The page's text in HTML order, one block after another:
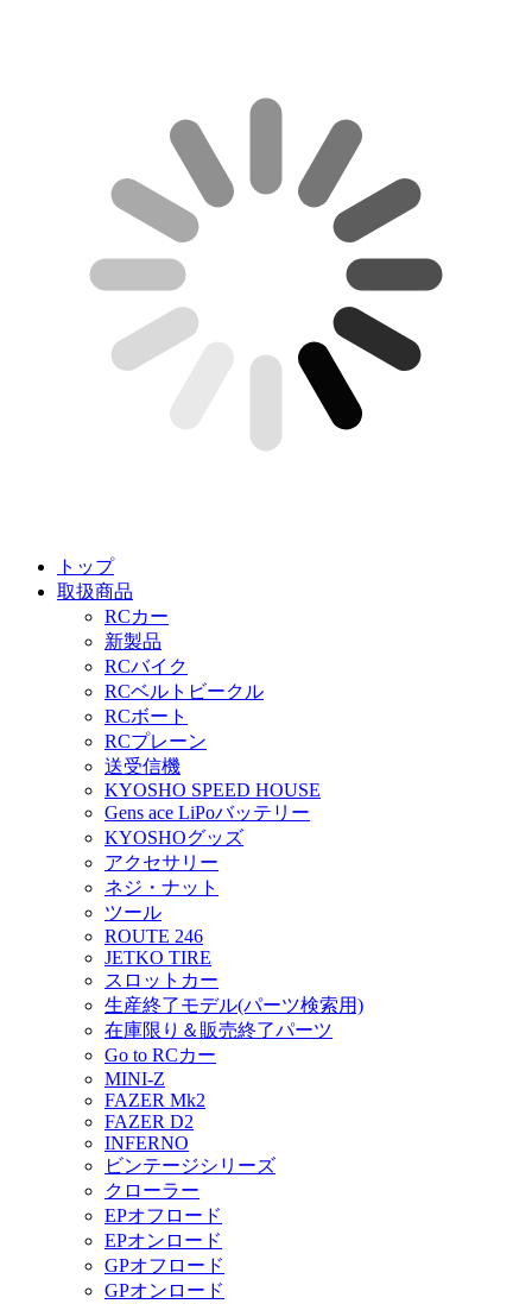
トップ
取扱商品
RCカー
新製品
RCバイク
RCベルトビークル
RCボート
RCプレーン
送受信機
KYOSHO SPEED HOUSE
Gens ace LiPoバッテリー
KYOSHOグッズ
アクセサリー
ネジ・ナット
ツール
ROUTE 246
JETKO TIRE
スロットカー
生産終了モデル(パーツ検索用)
在庫限り＆販売終了パーツ
Go to RCカー
MINI-Z
FAZER Mk2
FAZER D2
INFERNO
ビンテージシリーズ
クローラー
EPオフロード
EPオンロード
GPオフロード
GPオンロード